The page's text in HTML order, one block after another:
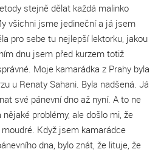
stejně dělat každá malinko
všichni jsme jedineční a já jsem
pro sebe tu nejlepší lektorku, jakou
dnu jsem před kurzem totiž
Moje kamarádka z Prahy byla
u Renaty Sahani. Byla nadšená. Já
své pánevní dno až nyní. A to ne
problémy, ale došlo mi, že
Když jsem kamarádce
dna, bylo znát, že lituje, že